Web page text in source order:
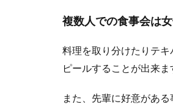
複数人での食事会は
料理を取り分けたりテ
ピールすることが出来ま
また、先輩に好意があ